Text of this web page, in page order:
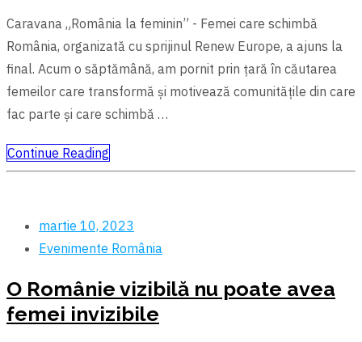
Caravana „România la feminin” - Femei care schimbă
România, organizată cu sprijinul Renew Europe, a ajuns la
final. Acum o săptămână, am pornit prin țară în căutarea
femeilor care transformă și motivează comunitățile din care
fac parte şi care schimbă …
Continue Reading
martie 10, 2023
Evenimente România
O Românie vizibilă nu poate avea
femei invizibile